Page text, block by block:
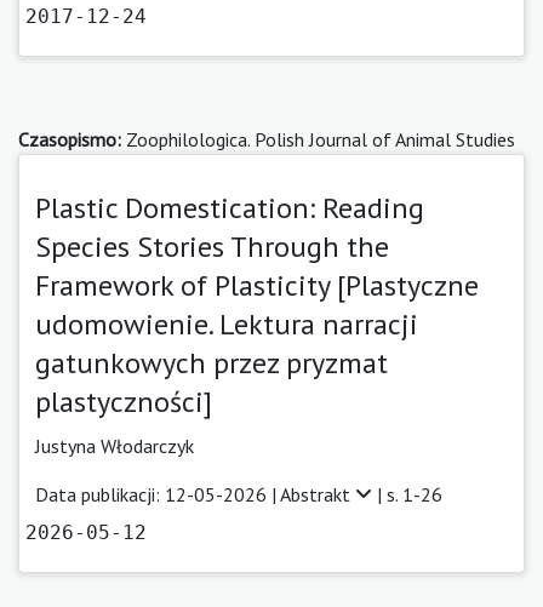
2017-12-24
Czasopismo: Zoophilologica. Polish Journal of Animal Studies
Plastic Domestication: Reading
Species Stories Through the
Framework of Plasticity [Plastyczne
udomowienie. Lektura narracji
gatunkowych przez pryzmat
plastyczności]
Justyna Włodarczyk
Data publikacji: 12-05-2026 | Abstrakt | s. 1-26
2026-05-12